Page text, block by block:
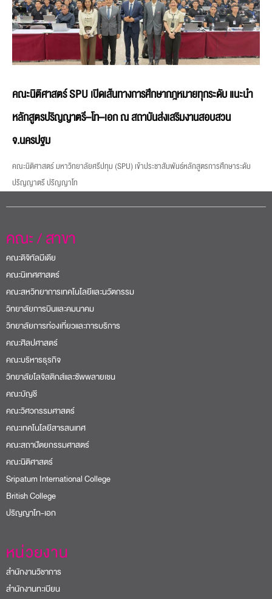
คณะนิติศาสตร์ SPU เปิดเส้นทางการศึกษากฎหมายทุกระดับ แนะนำ
หลักสูตรปริญญาตรี–โท–เอก ณ สถาบันส่งเสริมงานสอบสวน
จ.นครปฐม
คณะนิติศาสตร์ มหาวิทยาลัยศรีปทุม (SPU) เข้าประชาสัมพันธ์หลักสูตรการศึกษาระดับ
ปริญญาตรี ปริญญาโท
คณะ / สาขา
คณะดิจิทัลมีเดีย
คณะนิเทศศาสตร์
คณะสหวิทยาการเทคโนโลยีและนวัตกรรม
วิทยาลัยการบินและคมนาคม
วิทยาลัยการท่องเที่ยวและการบริการ
คณะศิลปศาสตร์
คณะบริหารธุรกิจ
วิทยาลัยโลจิสติกส์และซัพพลายเชน
คณะบัญชี
คณะวิศวกรรมศาสตร์
คณะเทคโนโลยีสารสนเทศ
คณะสถาปัตยกรรมศาสตร์
คณะนิติศาสตร์
Sripatum International College
British College
ปริญญาโท-เอก
หน่วยงาน
สำนักงานวิชาการ
สำนักงานทะเบียน